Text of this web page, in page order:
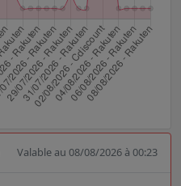
Valable au 08/08/2026 à 00:23